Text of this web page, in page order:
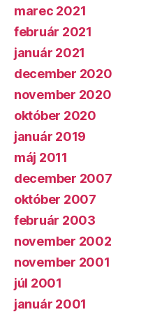
marec 2021
február 2021
január 2021
december 2020
november 2020
október 2020
január 2019
máj 2011
december 2007
október 2007
február 2003
november 2002
november 2001
júl 2001
január 2001